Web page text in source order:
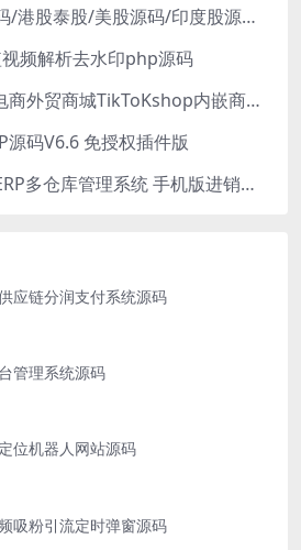
海外股票交易源码/港股泰股/美股源码/印度股源码/马拉西亚股票源码/国际股票配资
频解析去水印php源码
Java多语言跨境电商外贸商城TikToKshop内嵌商城I商家入驻I一键铺
源码V6.6 免授权插件版
PHP进销存源码ERP多仓库管理系统 手机版进销存 php网络版进销存小程序
应链分润支付系统源码
管理系统源码
位机器人网站源码
吸粉引流定时弹窗源码